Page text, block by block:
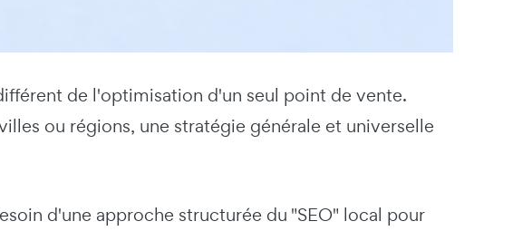
de l'optimisation d'un seul point de vente.
ou régions, une stratégie générale et universelle
d'une approche structurée du "SEO" local pour